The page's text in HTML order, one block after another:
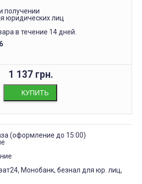
получении
юридических лиц
в течение 14 дней.
1 137 грн.
КУПИТЬ
(оформление до 15:00)
Монобанк, безнал для юр. лиц,